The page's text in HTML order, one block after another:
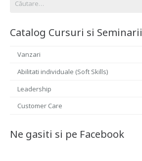
după:
Catalog Cursuri si Seminarii
Vanzari
Abilitati individuale (Soft Skills)
Leadership
Customer Care
Ne gasiti si pe Facebook